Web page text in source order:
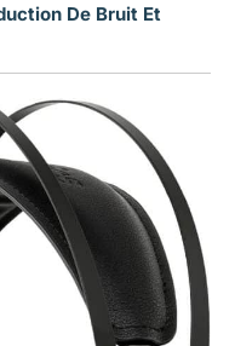
De Bruit Et